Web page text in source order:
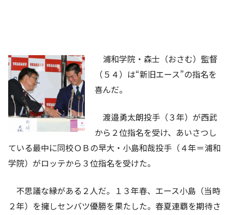
浦和学院・森士（おさむ）監督
（５４）は“新旧エース”の指名を
喜んだ。
渡邉勇太朗投手（３年）が西武
から２位指名を受け、あいさつし
ている最中に同校ＯＢの早大・小島和哉投手（４年＝浦和
学院）がロッテから３位指名を受けた。
不思議な縁がある２人だ。１３年春、エース小島（当時
２年）を擁しセンバツ優勝を果たした。春夏連覇を期待さ